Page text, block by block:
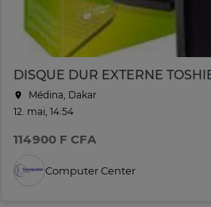
DISQUE DUR EXTERNE
Médina, Dakar
12. mai, 14:54
114 900 F CFA
Computer Center